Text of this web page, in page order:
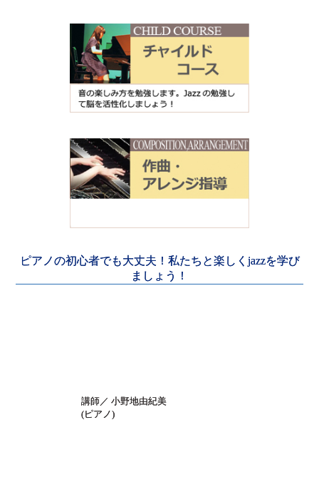
ピアノの初心者でも大丈夫！私たちと楽しくjazzを学び
ましょう！
講師／ 小野地由紀美
(ピアノ)